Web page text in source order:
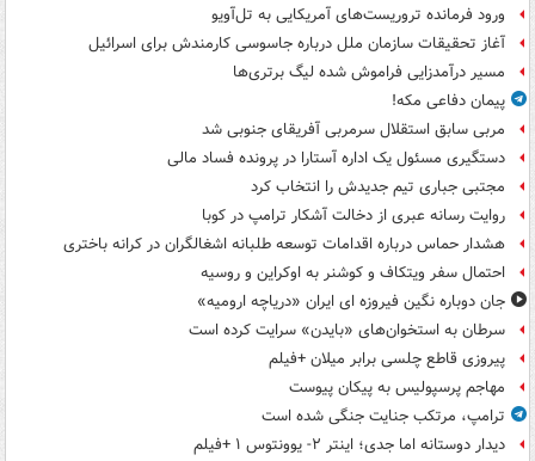
ورود فرمانده تروریست‌های آمریکایی به تل‌آویو
آغاز تحقیقات سازمان ملل درباره جاسوسی کارمندش برای اسرائیل
مسیر درآمدزایی فراموش شده لیگ برتری‌ها
پیمان دفاعی مکه!
مربی سابق استقلال سرمربی آفریقای جنوبی شد
دستگیری مسئول یک اداره آستارا در پرونده فساد مالی
مجتبی جباری تیم جدیدش را انتخاب کرد
روایت رسانه عبری از دخالت آشکار ترامپ در کوبا
هشدار حماس درباره اقدامات توسعه طلبانه اشغالگران در کرانه باختری
احتمال سفر ویتکاف و کوشنر به اوکراین و روسیه
جان دوباره نگین فیروزه ای ایران «دریاچه ارومیه»
سرطان به استخوان‌های «بایدن» سرایت کرده است
پیروزی قاطع چلسی برابر میلان +فیلم
مهاجم پرسپولیس به پیکان پیوست
ترامپ، مرتکب جنایت جنگی شده است
دیدار دوستانه اما جدی؛ اینتر ۲- یوونتوس ۱ +فیلم